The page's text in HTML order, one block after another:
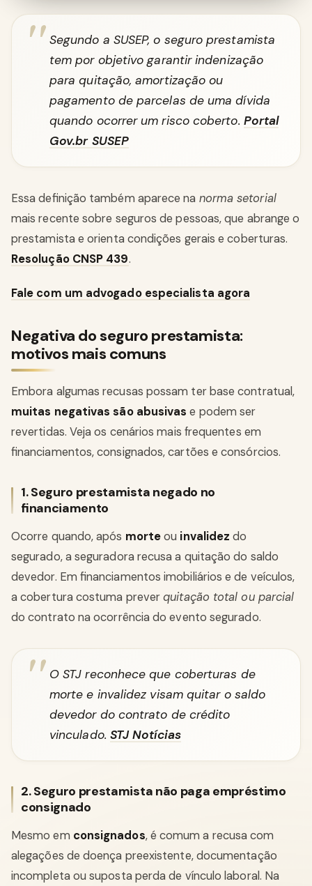
Segundo a SUSEP, o seguro prestamista
tem por objetivo garantir indenização
para quitação, amortização ou
pagamento de parcelas de uma dívida
quando ocorrer um risco coberto. Portal
Gov.br SUSEP
Essa definição também aparece na norma setorial
mais recente sobre seguros de pessoas, que abrange o
prestamista e orienta condições gerais e coberturas.
Resolução CNSP 439.
Fale com um advogado especialista agora
Negativa do seguro prestamista:
motivos mais comuns
Embora algumas recusas possam ter base contratual,
muitas negativas são abusivas e podem ser
revertidas. Veja os cenários mais frequentes em
financiamentos, consignados, cartões e consórcios.
1. Seguro prestamista negado no
financiamento
Ocorre quando, após morteou invalidez do
segurado, a seguradora recusa a quitação do saldo
devedor. Em financiamentos imobiliários e de veículos,
a cobertura costuma preverquitação total ou parcial
do contrato na ocorrência do evento segurado.
O STJ reconhece que coberturas de
morte e invalidez visam quitar o saldo
devedor do contrato de crédito
vinculado. STJ Notícias
2. Seguro prestamista não paga empréstimo
consignado
Mesmo em consignados, é comum a recusa com
alegações de doença preexistente, documentação
incompleta ou suposta perda de vínculo laboral. Na